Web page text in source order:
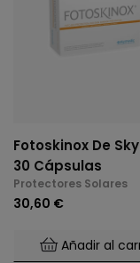
Fotoskinox De
30 Cápsulas
Protectores Solares
30,60 €
Añadir al